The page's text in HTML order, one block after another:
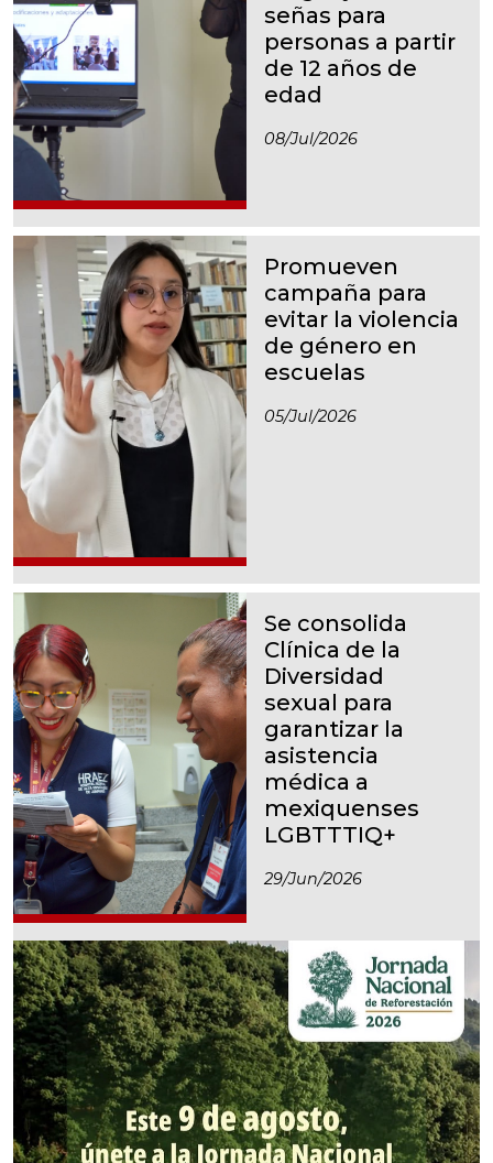
señas para
personas a partir
de 12 años de
edad
08/jul/2026
Promueven
campaña para
evitar la violencia
de género en
escuelas
05/jul/2026
Se consolida
Clínica de la
Diversidad
sexual para
garantizar la
asistencia
médica a
mexiquenses
LGBTTTIQ+
29/jun/2026